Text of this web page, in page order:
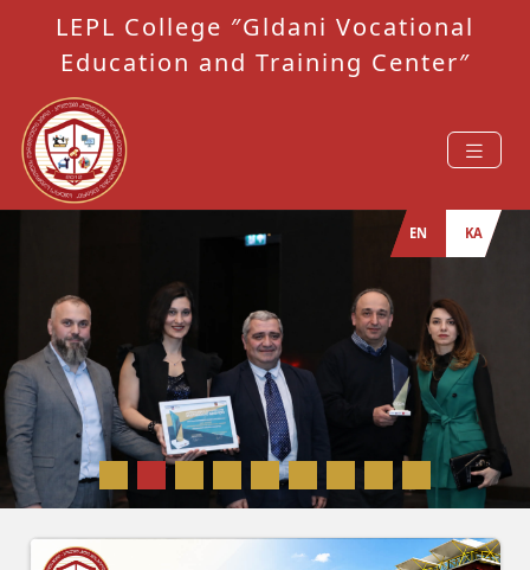
LEPL College ″Gldani Vocational
Education and Training Center″
EN KA